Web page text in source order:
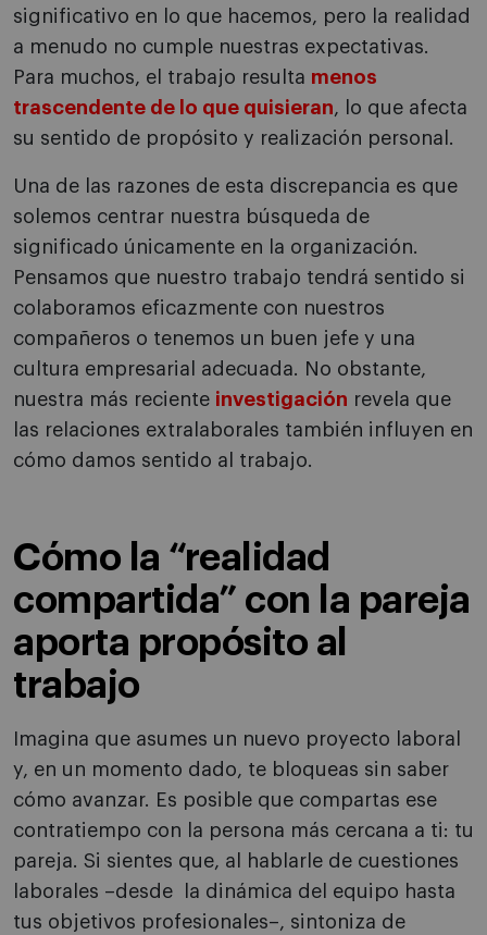
significativo en lo que hacemos, pero la realidad
a menudo no cumple nuestras expectativas.
Para muchos, el trabajo resulta menos
trascendente de lo que quisieran, lo que afecta
su sentido de propósito y realización personal.
Una de las razones de esta discrepancia es que
solemos centrar nuestra búsqueda de
significado únicamente en la organización.
Pensamos que nuestro trabajo tendrá sentido si
colaboramos eficazmente con nuestros
compañeros o tenemos un buen jefe y una
cultura empresarial adecuada. No obstante,
nuestra más reciente investigación revela que
las relaciones extralaborales también influyen en
cómo damos sentido al trabajo.
Cómo la “realidad
compartida” con la pareja
aporta propósito al
trabajo
Imagina que asumes un nuevo proyecto laboral
y, en un momento dado, te bloqueas sin saber
cómo avanzar. Es posible que compartas ese
contratiempo con la persona más cercana a ti: tu
pareja. Si sientes que, al hablarle de cuestiones
laborales –desde la dinámica del equipo hasta
tus objetivos profesionales–, sintoniza de